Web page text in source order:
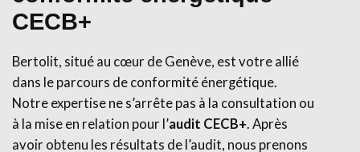
CECB+
Bertolit, situé au cœur de Genève, est votre allié
dans le parcours de conformité énergétique.
Notre expertise ne s’arrête pas à la consultation ou
à la mise en relation pour l’audit CECB+. Après
avoir obtenu les résultats de l’audit, nous prenons